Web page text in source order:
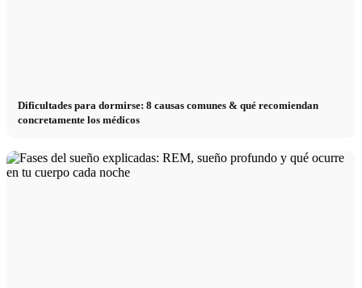
Dificultades para dormirse: 8 causas comunes & qué recomiendan
concretamente los médicos